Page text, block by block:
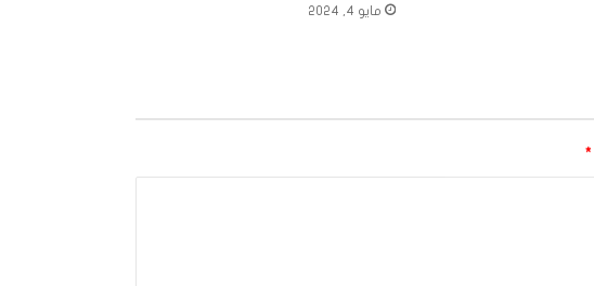
مايو 4, 2024
*